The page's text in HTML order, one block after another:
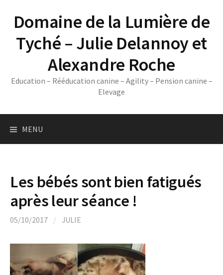
contentDomaine de la Lumière de
Tyché – Julie Delannoy et
Alexandre Roche
Education – Rééducation canine – Agility – Pension canine –
Elevage
MENU
Les bébés sont bien fatigués
après leur séance !
05/10/2017 / JULIE